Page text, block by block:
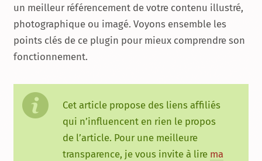
un meilleur référencement de votre contenu illustré,
photographique ou imagé. Voyons ensemble les
points clés de ce plugin pour mieux comprendre son
fonctionnement.
Cet article propose des liens affiliés
qui n’influencent en rien le propos
de l’article. Pour une meilleure
transparence, je vous invite à lire ma